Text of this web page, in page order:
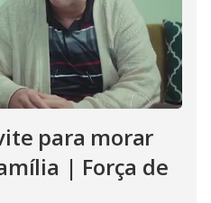
para morar
| Força de